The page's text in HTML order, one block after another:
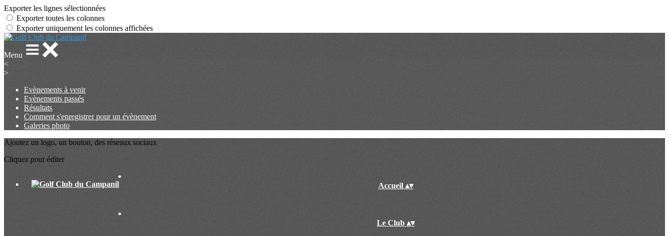
Exporter les lignes sélectionnées
Exporter toutes les colonnes
Exporter uniquement les colonnes affichées
Menu
<
>
Evènements à venir
Evènements passés
Résultats
Comment s'enregistrer pour un évènement
Galeries photo
Ajoutez un logo, un bouton, des réseaux sociaux
Cliquez pour éditer
Accueil ▴▾
Le Club ▴▾